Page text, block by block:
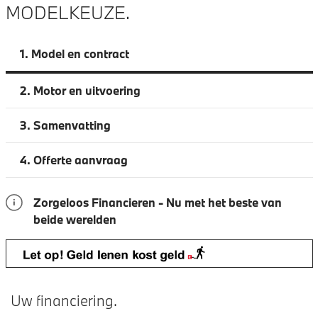
MODELKEUZE.
1. Model en contract
2. Motor en uitvoering
3. Samenvatting
4. Offerte aanvraag
Zorgeloos Financieren - Nu met het beste van
beide werelden
Uw financiering.